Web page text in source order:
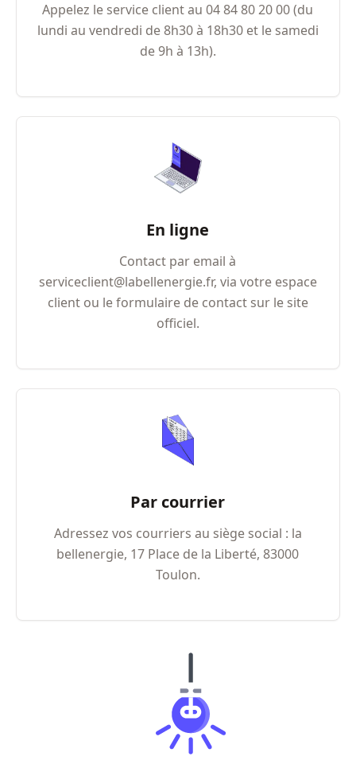
Appelez le service client au 04​ 84​ 80​ 20​ 00 (du
lundi au vendredi de 8h30 à 18h30 et le samedi
de 9h à 13h).
En ligne
Contact par email à
serviceclient@labellenergie.fr, via votre espace
client ou le formulaire de contact sur le site
officiel.
Par courrier
Adressez vos courriers au siège social : la
bellenergie, 17 Place de la Liberté, 83000
Toulon.